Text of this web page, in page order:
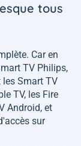
tous
Car en
TV Philips,
les Smart TV
TV, les Fire
Android, et
sur